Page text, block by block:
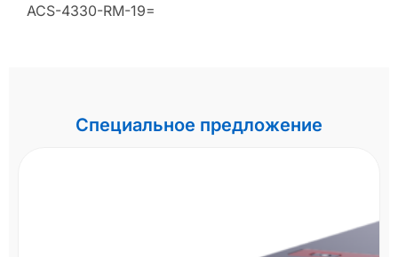
ACS-4330-RM-19=
Специальное предложение